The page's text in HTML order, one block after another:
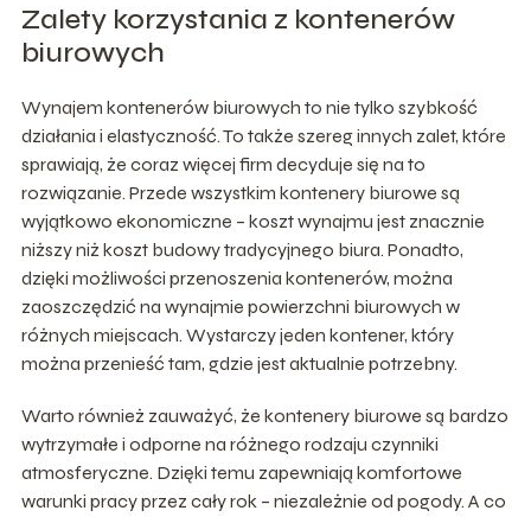
Zalety korzystania z kontenerów
biurowych
Wynajem kontenerów biurowych to nie tylko szybkość
działania i elastyczność. To także szereg innych zalet, które
sprawiają, że coraz więcej firm decyduje się na to
rozwiązanie. Przede wszystkim kontenery biurowe są
wyjątkowo ekonomiczne – koszt wynajmu jest znacznie
niższy niż koszt budowy tradycyjnego biura. Ponadto,
dzięki możliwości przenoszenia kontenerów, można
zaoszczędzić na wynajmie powierzchni biurowych w
różnych miejscach. Wystarczy jeden kontener, który
można przenieść tam, gdzie jest aktualnie potrzebny.
Warto również zauważyć, że kontenery biurowe są bardzo
wytrzymałe i odporne na różnego rodzaju czynniki
atmosferyczne. Dzięki temu zapewniają komfortowe
warunki pracy przez cały rok – niezależnie od pogody. A co